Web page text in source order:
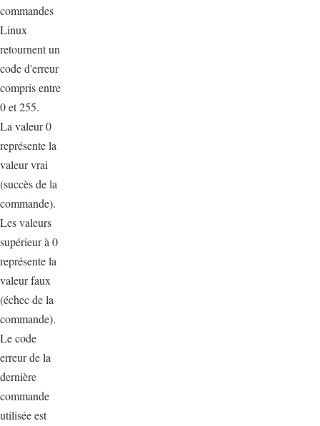
commandes
Linux
retournent un
code d'erreur
compris entre
0 et 255.
La valeur 0
représente la
valeur vrai
(succès de la
commande).
Les valeurs
supérieur à 0
représente la
valeur faux
(échec de la
commande).
Le code
erreur de la
dernière
commande
utilisée est